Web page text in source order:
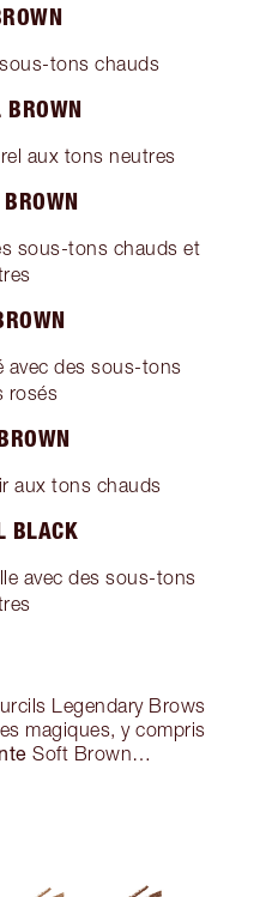
tons chauds
BROWN
aux tons neutres
sous-tons chauds et
avec des sous-tons
rosés
aux tons chauds
BLACK
avec des sous-tons
Legendary Brows
magiques, y compris
Soft Brown…